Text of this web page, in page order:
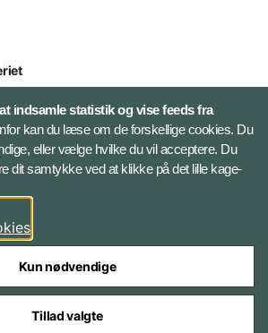
indsamle statistik og vise feeds fra
kan du læse om de forskellige cookies. Du
eller vælge hvilke du vil acceptere. Du
dit samtykke ved at klikke på det lille kage-
Kun nødvendige
Tillad valgte